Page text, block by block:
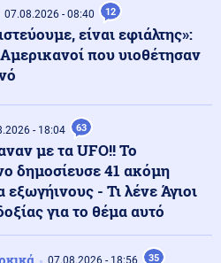
- 23:25
άθελά του ο Ρονάλντο: Πλήθος
για το γάμο, αλλά τελικά
Αυτοκίνητο συγκρούστηκε με
της ΔΙΑΣ στο Λαγονήσι
08.08.2026 - 23:06
είσοδο ισραηλινών
του Λιβάνου - Τι απαντά το
07.08.2026 - 08:40 12
είναι εφιάλτης»:
που υιοθέτησαν
- 18:04 63
με τα UFO!! Το
δημοσίευσε 41 ακόμη
εξωγήινους - Τι λένε Άγιοι
για το θέμα αυτό
35